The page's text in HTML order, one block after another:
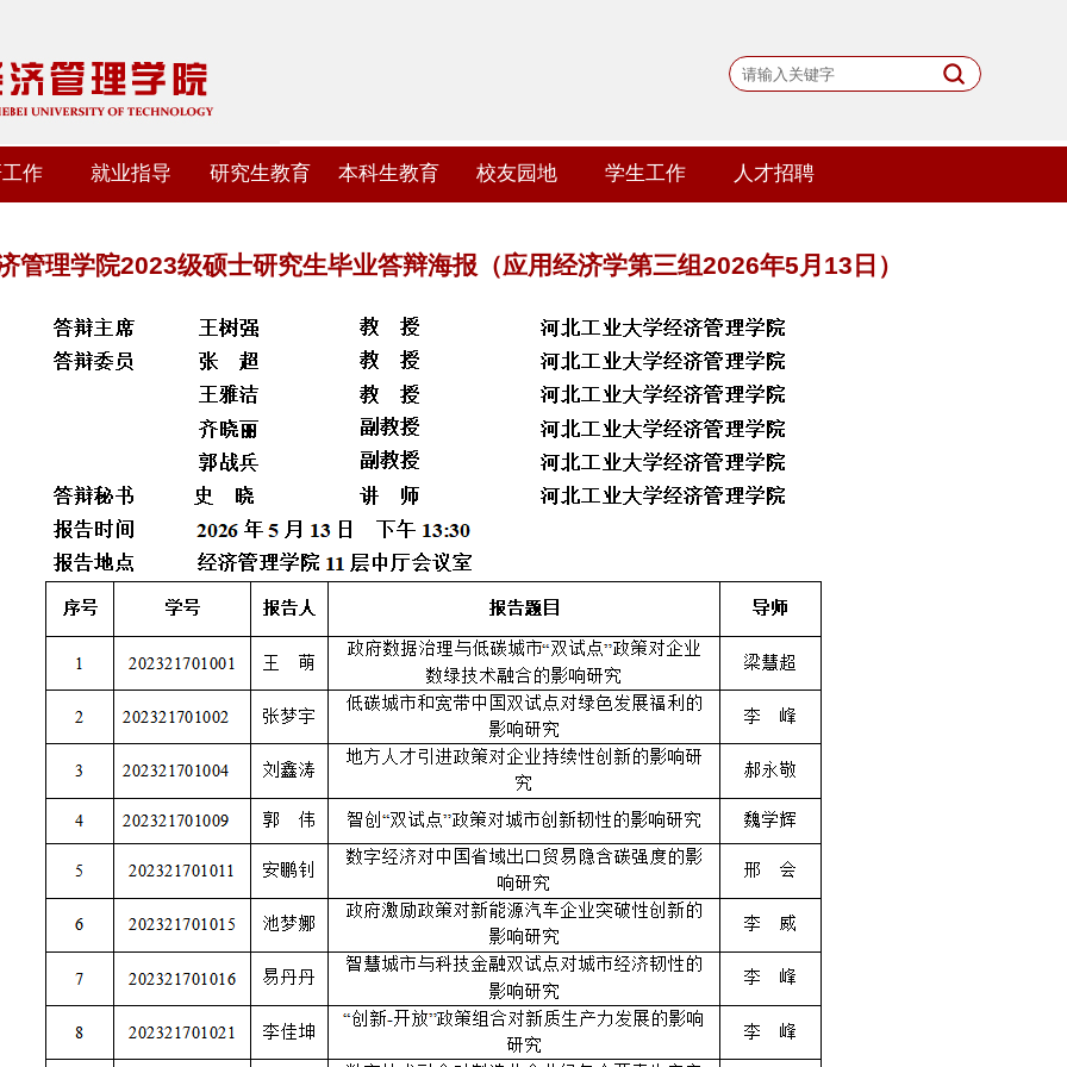
作 就业指导 研究生教育 本科生教育 校友园地 学生工作 人才招聘
管理学院2023级硕士研究生毕业答辩海报（应用经济学第三组2026年5月13日）